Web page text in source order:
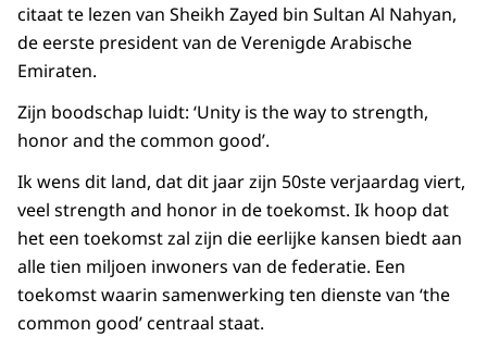
citaat te lezen van Sheikh Zayed bin Sultan Al Nahyan,
de eerste president van de Verenigde Arabische
Emiraten.
Zijn boodschap luidt: ‘Unity is the way to strength,
honor and the common good’.
Ik wens dit land, dat dit jaar zijn 50ste verjaardag viert,
veel strength and honor in de toekomst. Ik hoop dat
het een toekomst zal zijn die eerlijke kansen biedt aan
alle tien miljoen inwoners van de federatie. Een
toekomst waarin samenwerking ten dienste van ‘the
common good’ centraal staat.